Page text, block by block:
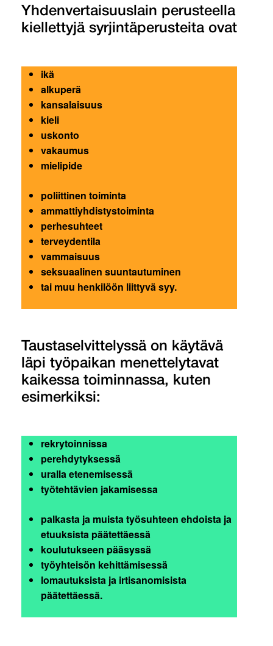
Yhdenvertaisuuslain perusteella
kiellettyjä syrjintäperusteita ovat
ikä
alkuperä
kansalaisuus
kieli
uskonto
vakaumus
mielipide
poliittinen toiminta
ammattiyhdistystoiminta
perhesuhteet
terveydentila
vammaisuus
seksuaalinen suuntautuminen
tai muu henkilöön liittyvä syy.
Taustaselvittelyssä on käytävä
läpi työpaikan menettelytavat
kaikessa toiminnassa, kuten
esimerkiksi:
rekrytoinnissa
perehdytyksessä
uralla etenemisessä
työtehtävien jakamisessa
palkasta ja muista työsuhteen ehdoista ja
etuuksista päätettäessä
koulutukseen pääsyssä
työyhteisön kehittämisessä
lomautuksista ja irtisanomisista
päätettäessä.